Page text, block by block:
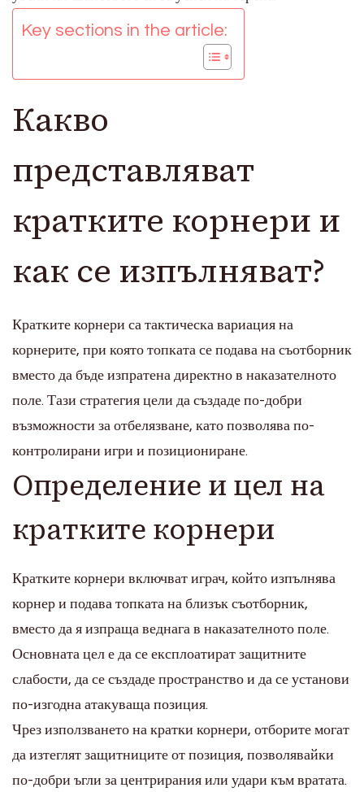
Key sections in the article:
Какво
представляват
кратките корнери и
как се изпълняват?
Кратките корнери са тактическа вариация на
корнерите, при която топката се подава на съотборник
вместо да бъде изпратена директно в наказателното
поле. Тази стратегия цели да създаде по-добри
възможности за отбелязване, като позволява по-
контролирани игри и позициониране.
Определение и цел на
кратките корнери
Кратките корнери включват играч, който изпълнява
корнер и подава топката на близък съотборник,
вместо да я изпраща веднага в наказателното поле.
Основната цел е да се експлоатират защитните
слабости, да се създаде пространство и да се установи
по-изгодна атакуваща позиция.
Чрез използването на кратки корнери, отборите могат
да изтеглят защитниците от позиция, позволявайки
по-добри ъгли за центрирания или удари към вратата.